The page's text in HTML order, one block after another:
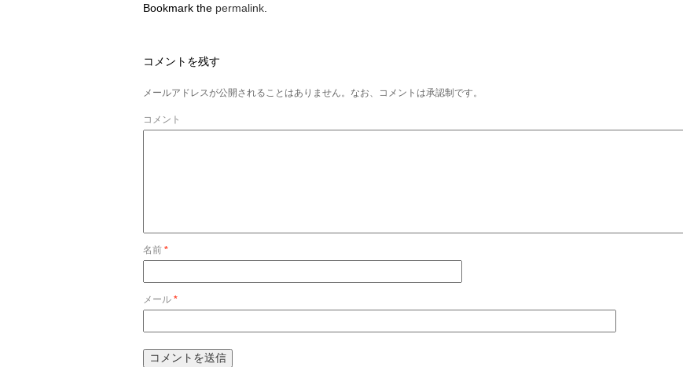
Bookmark the permalink
コメントを残す
メールアドレスが公開されることはありません。なお、コメントは承認制です。
コメント
名前 *
メール *